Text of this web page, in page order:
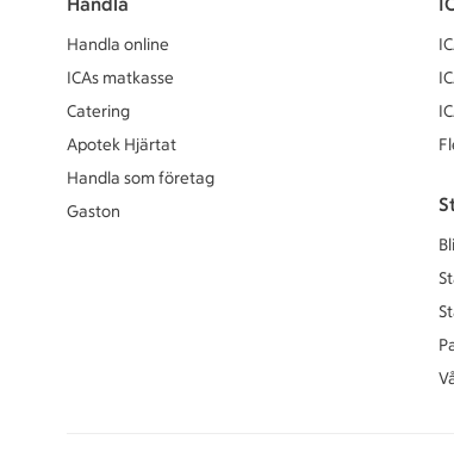
Handla
Handla online
ICAs matkasse
Catering
Apotek Hjärtat
Handla som företag
Gaston